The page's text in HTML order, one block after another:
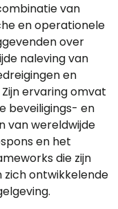
van
en operationele
over
naleving van
en
ervaring omvat
beveiligings- en
van wereldwijde
en het
die zijn
zich ontwikkelende